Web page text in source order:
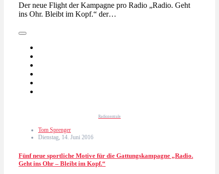
Der neue Flight der Kampagne pro Radio „Radio. Geht
ins Ohr. Bleibt im Kopf.“ der…
Radiozentrale
Tom Sprenger
Dienstag, 14. Juni 2016
Fünf neue sportliche Motive für die Gattungskampagne „Radio.
Geht ins Ohr – Bleibt im Kopf.“